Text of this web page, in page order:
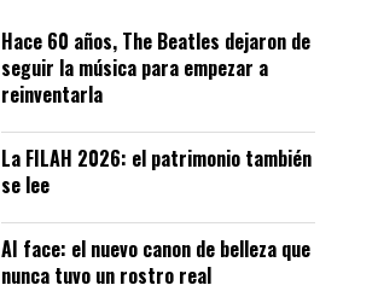
Hace 60 años, The Beatles dejaron de
seguir la música para empezar a
reinventarla
La FILAH 2026: el patrimonio también
se lee
AI face: el nuevo canon de belleza que
nunca tuvo un rostro real